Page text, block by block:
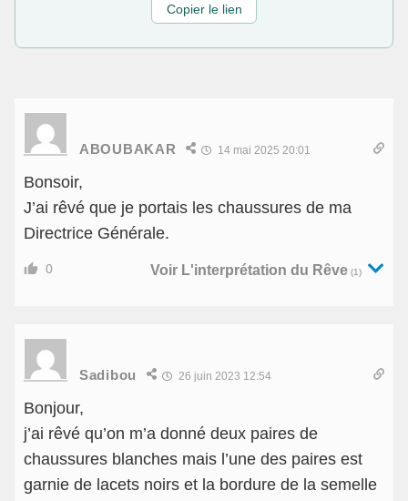
Copier le lien
ABOUBAKAR 14 mai 2025 20:01
Bonsoir,
J’ai rêvé que je portais les chaussures de ma
Directrice Générale.
0 Voir L'interprétation du Rêve (1)
Sadibou 26 juin 2023 12:54
Bonjour,
j’ai rêvé qu’on m’a donné deux paires de
chaussures blanches mais l’une des paires est
garnie de lacets noirs et la bordure de la semelle